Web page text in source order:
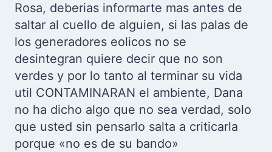
Rosa, deberias informarte mas antes de
saltar al cuello de alguien, si las palas de
los generadores eolicos no se
desintegran quiere decir que no son
verdes y por lo tanto al terminar su vida
util CONTAMINARAN el ambiente, Dana
no ha dicho algo que no sea verdad, solo
que usted sin pensarlo salta a criticarla
porque «no es de su bando»